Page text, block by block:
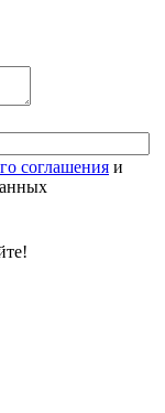
соглашения и